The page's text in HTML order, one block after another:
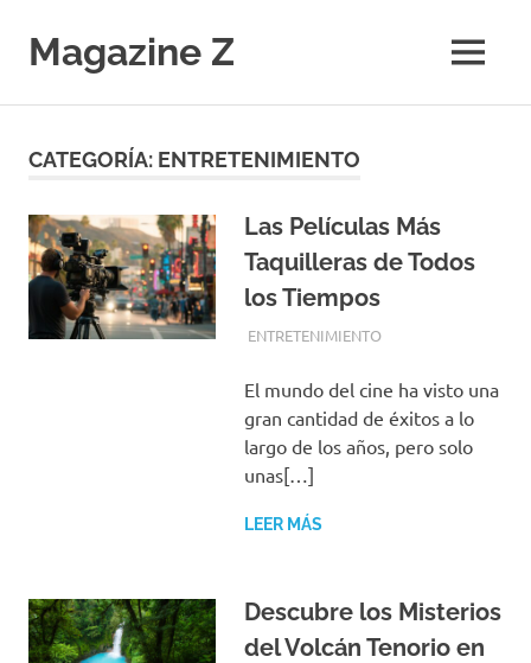
contenido
Magazine Z
Tecnología,
Economía.
Diario
Digital
MENÚ
CATEGORÍA: ENTRETENIMIENTO
Las Películas Más
Taquilleras de Todos
los Tiempos
JUNIO 23, 2024
EQUIPO DE REDACCIÓN
ENTRETENIMIENTO
El mundo del cine ha visto una
gran cantidad de éxitos a lo
largo de los años, pero solo
unas[…]
LEER MÁS
Descubre los Misterios
del Volcán Tenorio en